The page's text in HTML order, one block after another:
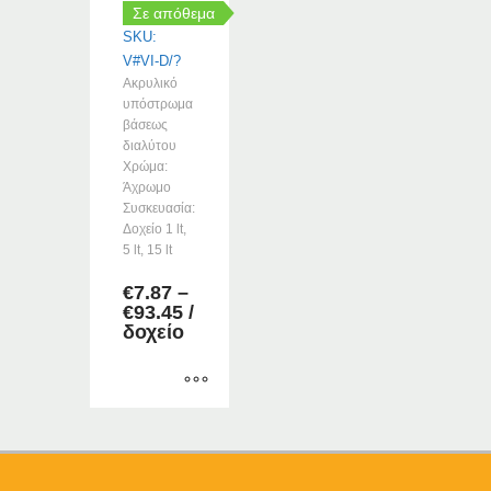
προϊόντοςΣε απόθεμα
SKU:
V#VI-D/?
Ακρυλικό
υπόστρωμα
βάσεως
διαλύτου
Χρώμα:
Άχρωμο
Συσκευασία:
Δοχείο 1 lt,
5 lt, 15 lt
€7.87 –
€93.45Price
range:
through
/
δοχείο